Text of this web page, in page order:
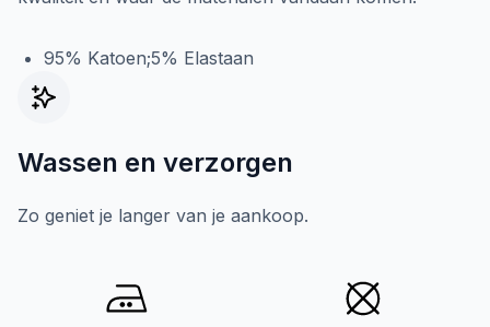
95% Katoen;5% Elastaan
Wassen en verzorgen
Zo geniet je langer van je aankoop.